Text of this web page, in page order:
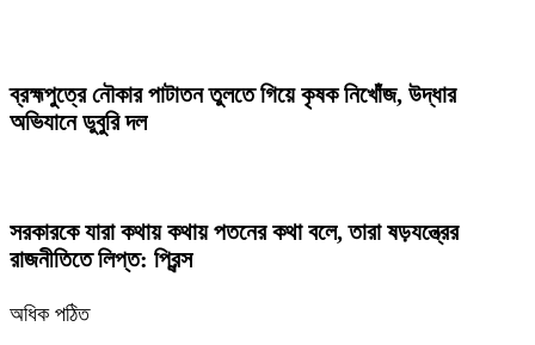
ব্রহ্মপুত্রে নৌকার পাটাতন তুলতে গিয়ে কৃষক নিখোঁজ, উদ্ধার
অভিযানে ডুবুরি দল
সরকারকে যারা কথায় কথায় পতনের কথা বলে, তারা ষড়যন্ত্রের
রাজনীতিতে লিপ্ত: প্রিন্স
অধিক পঠিত